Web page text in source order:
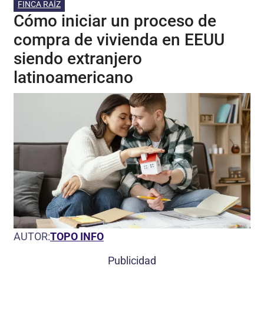
FINCA RAÍZ
Cómo iniciar un proceso de
compra de vivienda en EEUU
siendo extranjero
latinoamericano
AUTOR:TOPO INFO
Publicidad